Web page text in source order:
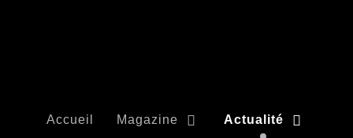
Accueil Magazine Actualité